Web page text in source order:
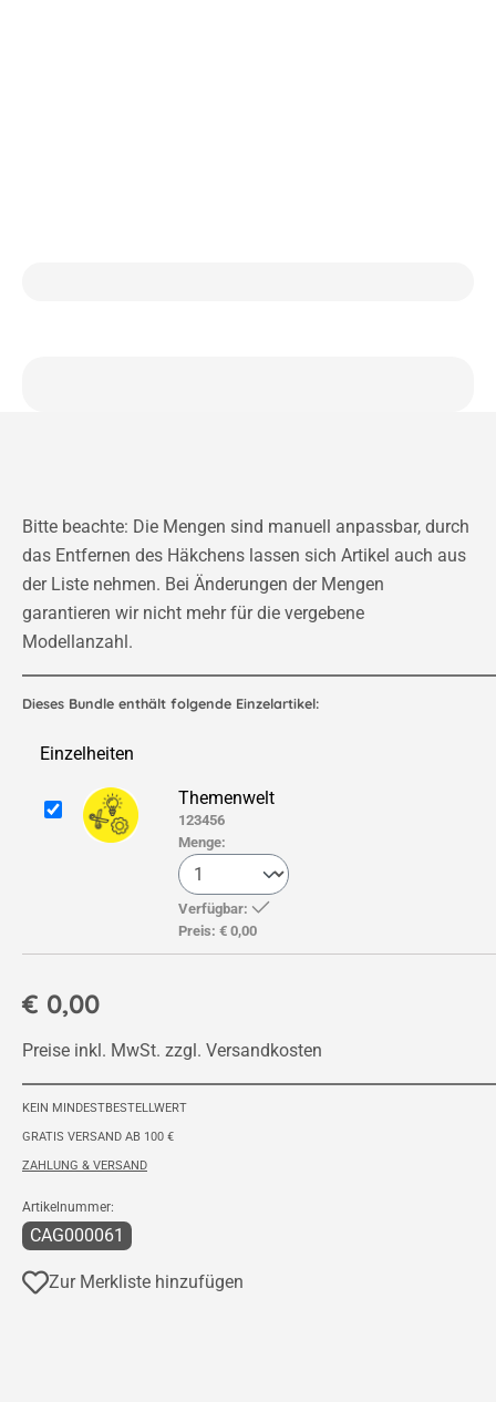
Bitte beachte: Die Mengen sind manuell anpassbar, durch
das Entfernen des Häkchens lassen sich Artikel auch aus
der Liste nehmen. Bei Änderungen der Mengen
garantieren wir nicht mehr für die vergebene
Modellanzahl.
€ 0,00
Preise inkl. MwSt. zzgl. Versandkosten
Dieses Bundle enthält folgende Einzelartikel:
Einzelheiten
Themenwelt
123456
Menge:
Verfügbar:
Preis: € 0,00
KEIN MINDESTBESTELLWERT
GRATIS VERSAND AB 100 €
ZAHLUNG & VERSAND
Artikelnummer:
CAG000061
Zur Merkliste hinzufügen